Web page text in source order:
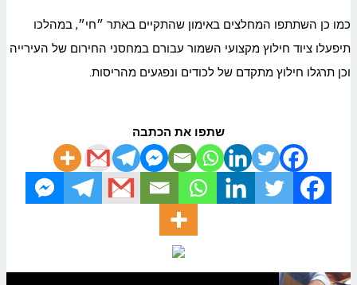
כמו כן השתתפו המחלצים באימון שהתקיים באתר ״חי״, במהלכו
תיפעלו ציוד חילוץ מקצועי השמור עבורם במחסני החירום של העירייה
וכן תרגלו חילוץ מתקדם של לכודים ונפגעים מהריסות.
שתפו את הכתבה